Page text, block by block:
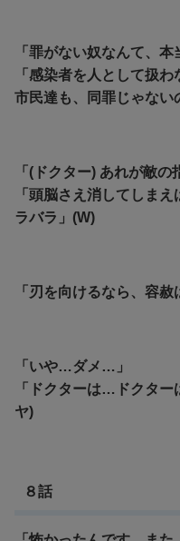
「罪がない奴なんて、本
「感染者を人として扱
市民達も、同罪じゃない
「(ドクター) あれが敵の
「頭脳さえ消してしま
ラバラ」(W)
「刃を向けるなら、容
「いや…ダメ…」
「ドクターは…ドクタ
ヤ)
８話